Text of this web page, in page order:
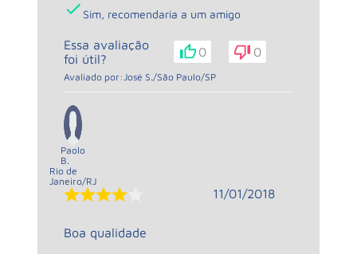
Sim, recomendaria a um amigo
Essa avaliação
foi útil?
0 0
Avaliado por:José S./São Paulo/SP
Paolo
B.
Rio de
Janeiro/RJ
11/01/2018
Boa qualidade